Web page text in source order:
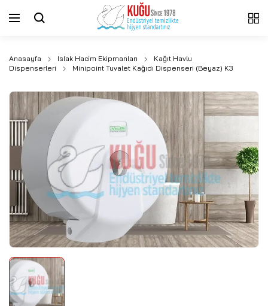
Anasayfa Islak Hacim Ekipmanları
Kağıt Havlu
Dispenserleri
Minipoint Tuvalet Kağıdı Dispenseri (Beyaz) K3